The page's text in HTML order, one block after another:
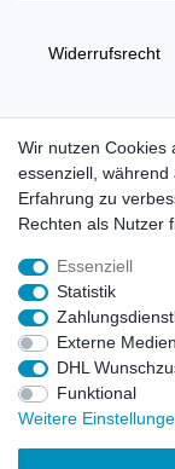
Widerrufs­recht
© Copyright 2026 |
Handelsgesellschaft
Alle Markennamen,
und
Eigentümer und
Preise nur für
€
LEGO, das LEGO
Wir nutzen Cookies
essenziell,
Erfahrung zu
Rechten als Nutzer
Essenziell
Statistik
Externe Medien
DHL
Funktional
Weitere